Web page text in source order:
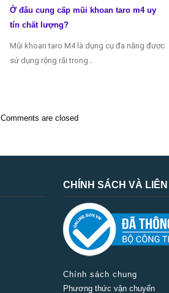
Ở đâu cung cấp mũi khoan taro m4 uy
tín chất lượng?
Mũi khoan taro M4 là dụng cụ đa năng được
sử dụng rộng rãi trong…
Comments are closed
CHÍNH SÁCH VÀ LIÊN
Chính sách chung
Phương thức vận chuyển